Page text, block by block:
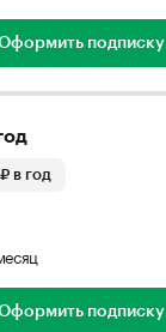
подписку
в год
подписку